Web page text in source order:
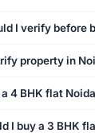
I verify before
property in
4 BHK flat
I buy a 3 BHK